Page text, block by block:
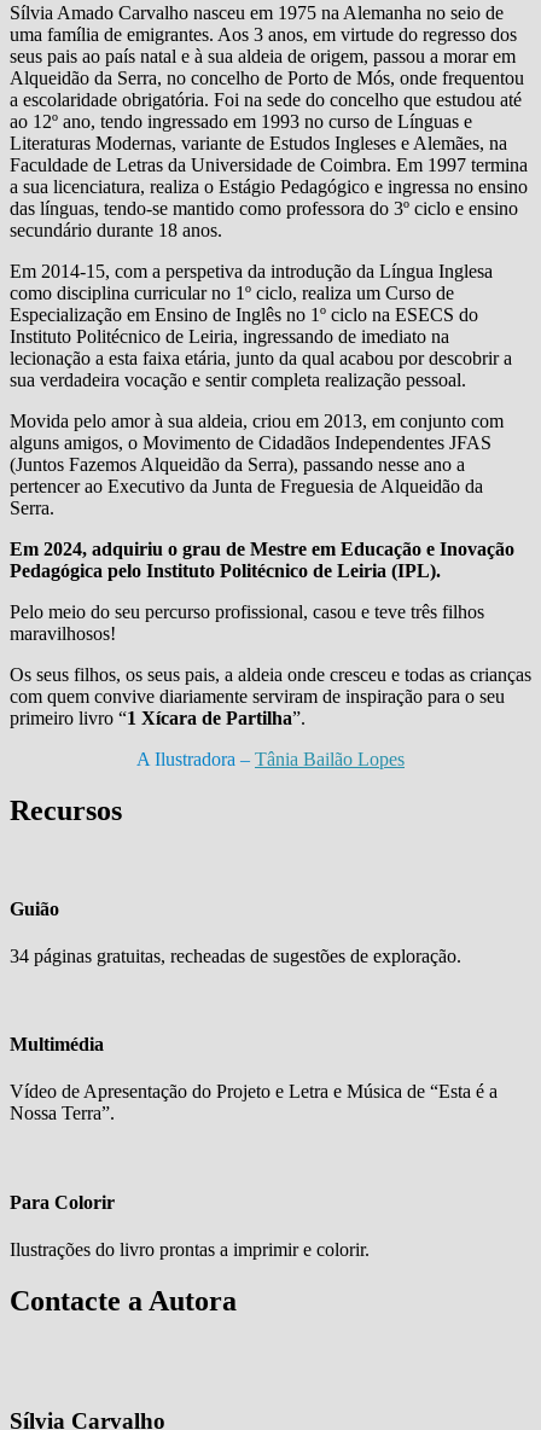
Sílvia Amado Carvalho nasceu em 1975 na Alemanha no seio de
uma família de emigrantes. Aos 3 anos, em virtude do regresso dos
seus pais ao país natal e à sua aldeia de origem, passou a morar em
Alqueidão da Serra, no concelho de Porto de Mós, onde frequentou
a escolaridade obrigatória. Foi na sede do concelho que estudou até
ao 12º ano, tendo ingressado em 1993 no curso de Línguas e
Literaturas Modernas, variante de Estudos Ingleses e Alemães, na
Faculdade de Letras da Universidade de Coimbra. Em 1997 termina
a sua licenciatura, realiza o Estágio Pedagógico e ingressa no ensino
das línguas, tendo-se mantido como professora do 3º ciclo e ensino
secundário durante 18 anos.
Em 2014-15, com a perspetiva da introdução da Língua Inglesa
como disciplina curricular no 1º ciclo, realiza um Curso de
Especialização em Ensino de Inglês no 1º ciclo na ESECS do
Instituto Politécnico de Leiria, ingressando de imediato na
lecionação a esta faixa etária, junto da qual acabou por descobrir a
sua verdadeira vocação e sentir completa realização pessoal.
Movida pelo amor à sua aldeia, criou em 2013, em conjunto com
alguns amigos, o Movimento de Cidadãos Independentes JFAS
(Juntos Fazemos Alqueidão da Serra), passando nesse ano a
pertencer ao Executivo da Junta de Freguesia de Alqueidão da
Serra.
Em 2024, adquiriu o grau de Mestre em Educação e Inovação
Pedagógica pelo Instituto Politécnico de Leiria (IPL).
Pelo meio do seu percurso profissional, casou e teve três filhos
maravilhosos!
Os seus filhos, os seus pais, a aldeia onde cresceu e todas as crianças
com quem convive diariamente serviram de inspiração para o seu
primeiro livro “1 Xícara de Partilha”.
A Ilustradora – Tânia Bailão Lopes
Recursos
Guião
34 páginas gratuitas, recheadas de sugestões de exploração.
Multimédia
Vídeo de Apresentação do Projeto e Letra e Música de “Esta é a
Nossa Terra”.
Para Colorir
Ilustrações do livro prontas a imprimir e colorir.
Contacte a Autora
Sílvia Carvalho